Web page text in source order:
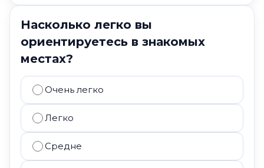
Насколько легко вы
ориентируетесь в знакомых
местах?
Очень легко
Легко
Средне